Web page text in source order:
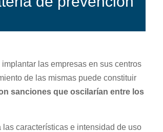
las empresas en sus centros
de las mismas puede constituir
sanciones que oscilarían entre los
características e intensidad de uso